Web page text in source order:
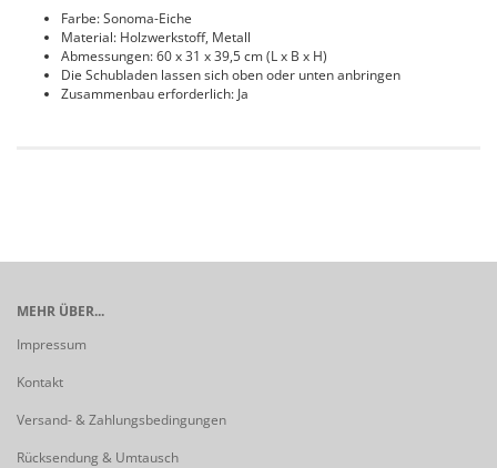
Farbe: Sonoma-Eiche
Material: Holzwerkstoff, Metall
Abmessungen: 60 x 31 x 39,5 cm (L x B x H)
Die Schubladen lassen sich oben oder unten anbringen
Zusammenbau erforderlich: Ja
MEHR ÜBER...
Impressum
Kontakt
Versand- & Zahlungsbedingungen
Rücksendung & Umtausch